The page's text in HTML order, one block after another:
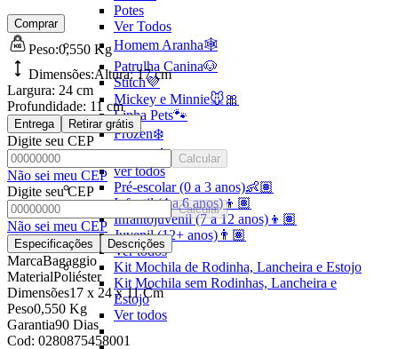
Potes
Ver Todos
Homem Aranha🕸️
Patrulha Canina🐶
Stitch💜
Mickey e Minnie🐭🎀
Linha Pets🐾
Frozen❄️
Moana🌴
ver todos
Pré-escolar (0 a 3 anos)👶🏽
Infantil (4 a 6 anos)👦🏽
Infantojuvenil (7 a 12 anos)👦🏽
Juvenil (12+ anos)👨🏽
Ver todos
Kit Mochila de Rodinha, Lancheira e Estojo
Kit Mochila sem Rodinhas, Lancheira e
Estojo
Ver todos
Comprar
Peso:0,550 Kg
Dimensões:Altura: 17 cm
Largura: 24 cm
Profundidade: 11 cm
Entrega Retirar grátis
Digite seu CEP
Calcular
Não sei meu CEP
Digite seu CEP
Calcular
Não sei meu CEP
Especificações Descrições
MarcaBagaggio
MaterialPoliéster
Dimensões17 x 24 x 11 Cm
Peso0,550 Kg
Garantia90 Dias
Cod: 0280875458001